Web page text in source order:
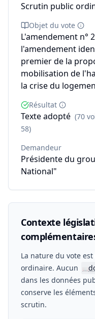
Scrutin public
Objet du vote
L'amendement n°
l'amendement
premier de la
mobilisation de
la crise du
Résultat
Texte adopté (70
58)
Demandeur
Présidente du
National"
Contexte
La nature du vote
ordinaire. Aucun
📖
dans les données
conserve les
scrutin.